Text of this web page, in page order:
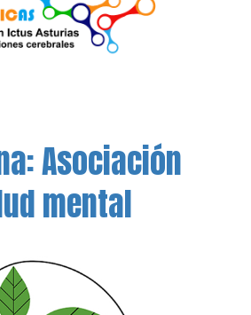
Asociación
mental